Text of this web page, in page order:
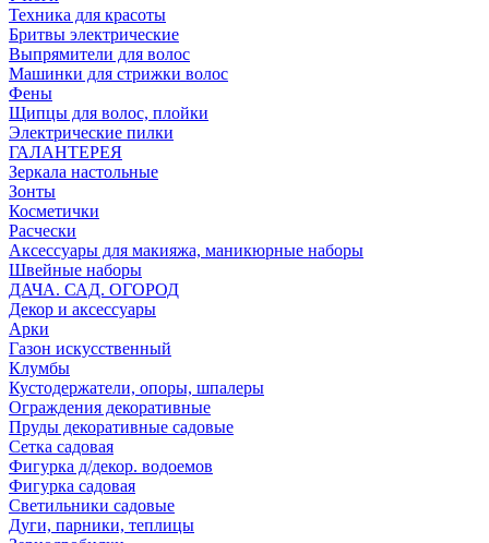
Техника для красоты
Бритвы электрические
Выпрямители для волос
Машинки для стрижки волос
Фены
Щипцы для волос, плойки
Электрические пилки
ГАЛАНТЕРЕЯ
Зеркала настольные
Зонты
Косметички
Расчески
Аксессуары для макияжа, маникюрные наборы
Швейные наборы
ДАЧА. САД. ОГОРОД
Декор и аксессуары
Арки
Газон искусственный
Клумбы
Кустодержатели, опоры, шпалеры
Ограждения декоративные
Пруды декоративные садовые
Сетка садовая
Фигурка д/декор. водоемов
Фигурка садовая
Светильники садовые
Дуги, парники, теплицы